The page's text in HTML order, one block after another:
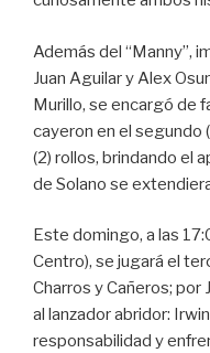
Además del “Manny”,
Juan Aguilar y Alex
Murillo, se encargó de
cayeron en el segundo
(2) rollos, brindando el
de Solano se
Este domingo, a las
Centro), se jugará el
Charros y Cañeros; por
al lanzador abridor:
responsabilidad y